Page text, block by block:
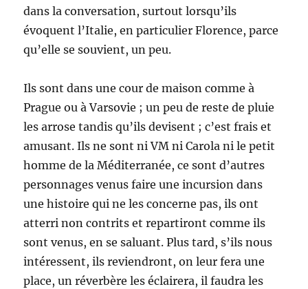
dans la conversation, surtout lorsqu’ils
évoquent l’Italie, en particulier Florence, parce
qu’elle se souvient, un peu.
Ils sont dans une cour de maison comme à
Prague ou à Varsovie ; un peu de reste de pluie
les arrose tandis qu’ils devisent ; c’est frais et
amusant. Ils ne sont ni VM ni Carola ni le petit
homme de la Méditerranée, ce sont d’autres
personnages venus faire une incursion dans
une histoire qui ne les concerne pas, ils ont
atterri non contrits et repartiront comme ils
sont venus, en se saluant. Plus tard, s’ils nous
intéressent, ils reviendront, on leur fera une
place, un réverbère les éclairera, il faudra les